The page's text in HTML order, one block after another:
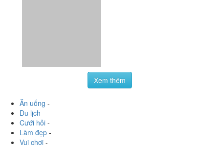
Vui chơi-
Dịch vụ